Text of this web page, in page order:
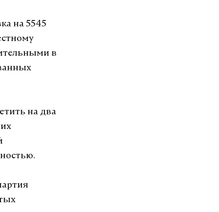
на 5545
в
на два